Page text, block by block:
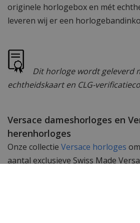
originele horlogebox en mét
leveren wij er een
Dit horloge wordt geleverd
echtheidskaart en CLG-
Versace dameshorloges en
herenhorloges
Onze collectie Versace horloges
aantal exclusieve Swiss Made